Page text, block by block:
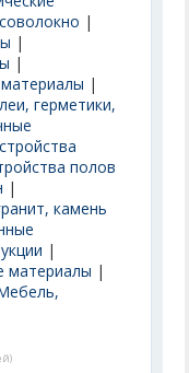
|
|
|
|
герметики,
полов
|
камень
|
материалы |